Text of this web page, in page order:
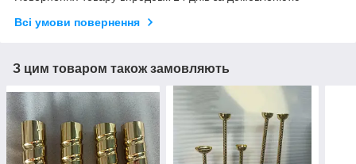
Всі умови повернення
З цим товаром також замовляють